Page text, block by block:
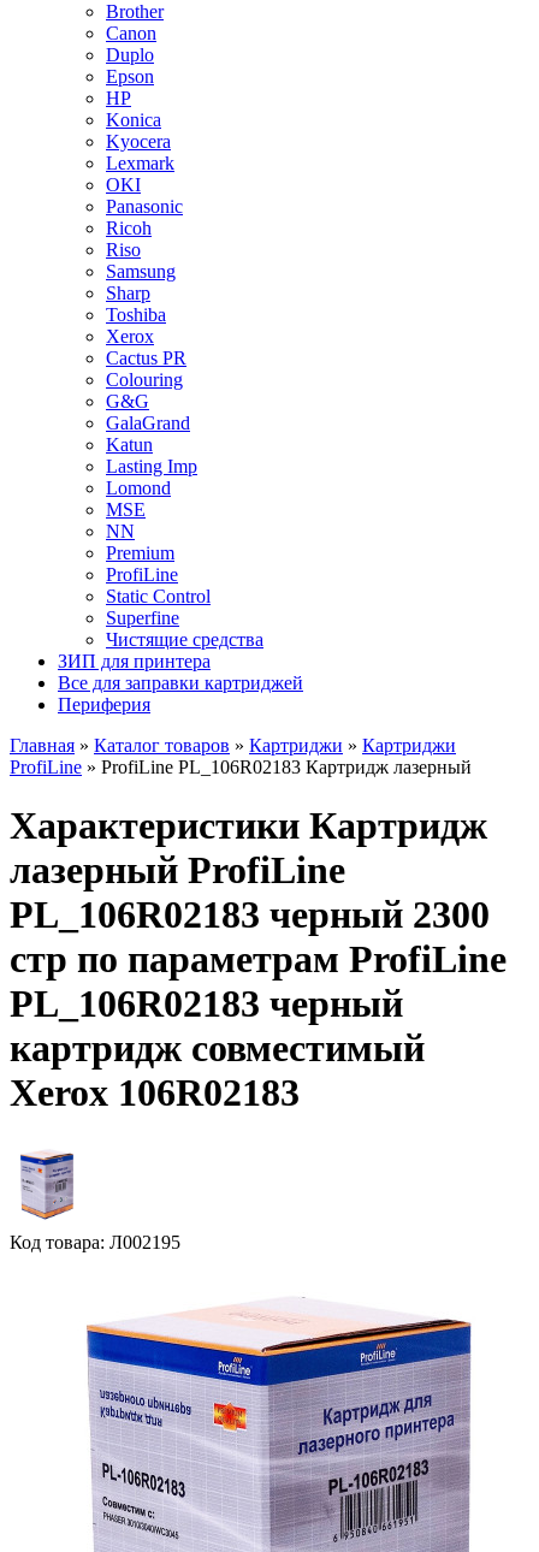
Brother
Canon
Duplo
Epson
HP
Konica
Kyocera
Lexmark
OKI
Panasonic
Ricoh
Riso
Samsung
Sharp
Toshiba
Xerox
Cactus PR
Colouring
G&G
GalaGrand
Katun
Lasting Imp
Lomond
MSE
NN
Premium
ProfiLine
Static Control
Superfine
Чистящие средства
ЗИП для принтера
Все для заправки картриджей
Периферия
Главная » Каталог товаров » Картриджи » Картриджи
ProfiLine » ProfiLine PL_106R02183 Картридж лазерный
Характеристики Картридж
лазерный ProfiLine
PL_106R02183 черный 2300
стр по параметрам ProfiLine
PL_106R02183 черный
картридж совместимый
Xerox 106R02183
Код товара: Л002195